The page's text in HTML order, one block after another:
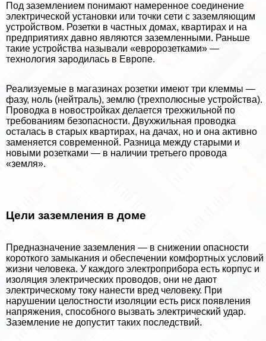
Под заземлением понимают намеренное соединение
электрической установки или точки сети с заземляющим
устройством. Розетки в частных домах, квартирах и на
предприятиях давно являются заземленными. Раньше
такие устройства называли «евророзетками» —
технология зародилась в Европе.
Реализуемые в магазинах розетки имеют три клеммы —
фазу, ноль (нейтраль), землю (трехполюсные устройства).
Проводка в новостройках делается трехжильной по
требованиям безопасности. Двухжильная проводка
осталась в старых квартирах, на дачах, но и она активно
заменяется современной. Разница между старыми и
новыми розетками — в наличии третьего провода
«земля».
Цели заземления в доме
Предназначение заземления — в снижении опасности
короткого замыкания и обеспечении комфортных условий
жизни человека. У каждого электроприбора есть корпус и
изоляция электрических проводов, они не дают
электрическому току нанести вред человеку. При
нарушении целостности изоляции есть риск появления
напряжения, способного вызвать электрический удар.
Заземление не допустит таких последствий.